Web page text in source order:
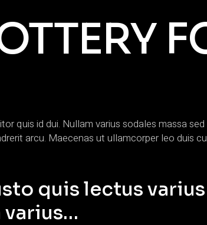
quis id dui. Nullam varius sodales massa
arcu. Maecenas ut ullamcorper leo duis
quis lectus
varius…